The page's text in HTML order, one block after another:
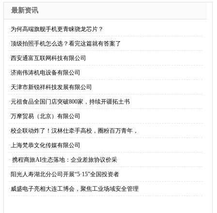
最新资讯
·为何高端旗舰手机更青睐骁龙芯片？
·顶级拍照手机怎么选？看完这篇就有答案了
·西安通富互联网科技有限公司
·济南伟涛机电设备有限公司
·天津市新锐祥科技发展有限公司
·元祖食品全国门店突破800家，持续开疆拓土书
·万摩贸易（北京）有限公司
·校企联动炸了！汉林仕牵手高校，圈粉百万青年，
·上海梵恭文化传媒有限公司
· ​ 携程商旅AI生态落地：企业差旅协议价采
·阳光人寿湖北分公司开展“5·15”全国投资者
·威盛电子亮相大连工博会，聚焦工业场域安全管理